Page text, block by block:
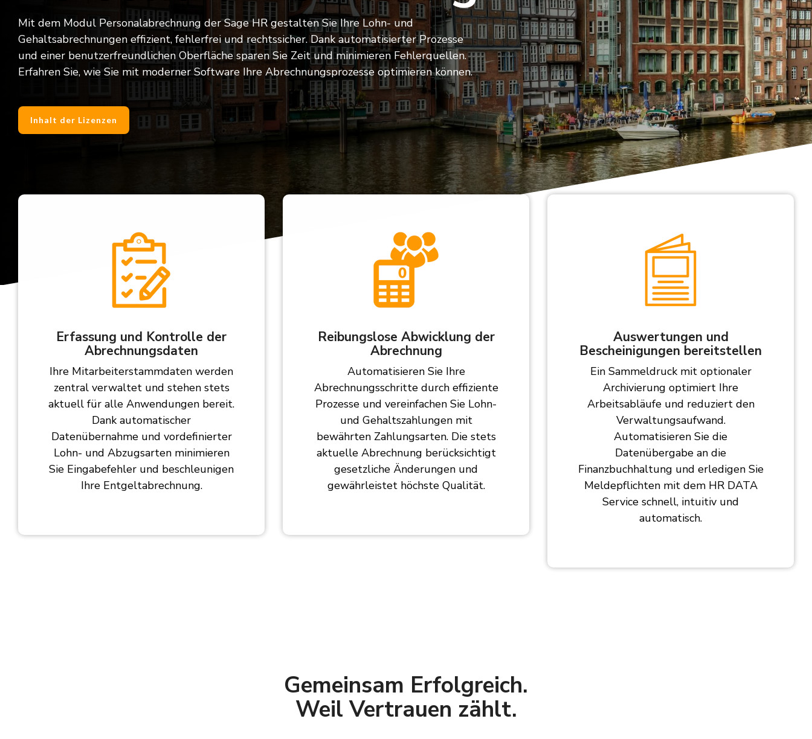
Mit dem Modul Personalabrechnung der Sage HR gestalten Sie Ihre Lohn- und
Gehaltsabrechnungen effizient, fehlerfrei und rechtssicher. Dank automatisierter Prozesse
und einer benutzerfreundlichen Oberfläche sparen Sie Zeit und minimieren Fehlerquellen.
Erfahren Sie, wie Sie mit moderner Software Ihre Abrechnungsprozesse optimieren können.
Inhalt der Lizenzen
Erfassung und Kontrolle der
Abrechnungsdaten
Ihre Mitarbeiterstammdaten werden
zentral verwaltet und stehen stets
aktuell für alle Anwendungen bereit.
Dank automatischer
Datenübernahme und vordefinierter
Lohn- und Abzugsarten minimieren
Sie Eingabefehler und beschleunigen
Ihre Entgeltabrechnung.
Reibungslose Abwicklung der
Abrechnung
Automatisieren Sie Ihre
Abrechnungsschritte durch effiziente
Prozesse und vereinfachen Sie Lohn-
und Gehaltszahlungen mit
bewährten Zahlungsarten. Die stets
aktuelle Abrechnung berücksichtigt
gesetzliche Änderungen und
gewährleistet höchste Qualität.
Auswertungen und
Bescheinigungen bereitstellen
Ein Sammeldruck mit optionaler
Archivierung optimiert Ihre
Arbeitsabläufe und reduziert den
Verwaltungsaufwand.
Automatisieren Sie die
Datenübergabe an die
Finanzbuchhaltung und erledigen Sie
Meldepflichten mit dem HR DATA
Service schnell, intuitiv und
automatisch.
Gemeinsam Erfolgreich.
Weil Vertrauen zählt.